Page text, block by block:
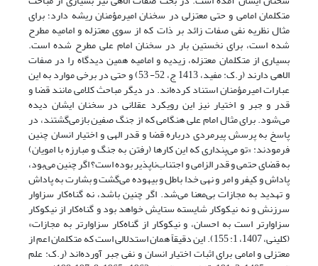
متکلمان امامی و حتی معتزلی در سخنان امیرمؤمنان ریشه دارد؛ برای
مثال نظریه نفی صفات زائد بر ذات که از سوی معتزله و امامیه مطرح
شده است، برای نخستین بار در سخنان امام علی مطرح شده است.
بسیاری از متکلمان معتزله، زیدیه و امامیه همین دیدگاه را در صفات
الاهی دارند (ر.ک: مفید، 1413 ج، 52- 53) و حتی در برخی موارد به این
عبارات امیرمؤمنان استناد کرده‌اند. در دیگر مباحث کلامی مانند قضا و
قدر و جبر و اختیار نیز این رویکرد عقلانی در سخنان ایشان دیده
می‌شود. برای مثال امام علی هنگامی که از جنگ صفین بازمی‌گشتند، در
پاسخ به پرسش پیرمردی درباره قضا و قدر الهی و اختیار انسان چنین
فرمودند: «تو می‌پنداری که این کارها (رفتن به جنگ و مبارزه با امویان)
به قضای حتمی و قدر الزامی و اجتناب‌ناپذیر بوده است؟ اگر چنین می‌بود،
پاداش و کیفر و امر و نهی خدا باطل و بیهوده می‌گشت و بشارت به پاداش
و تهدید به مجازات بی‌معنا می‌شد. اگر چنین باشد، نه گناه‌کار سزاوار
سرزنش و نه نیکوکار شایسته ستایش خواهد بود و گناه‌کار از نیکوکار
سزاوارتر است به احسان، و نیکوکار از گناه‌کار سزاوارتر به مجازات»
(کلینی، 1407، 1: 155). این دقیقاً همان استدلالی است که متکلمان اعم از
معتزلی و امامی برای اثبات اختیار انسان و نفی جبر آورده‌اند (ر.ک: علم